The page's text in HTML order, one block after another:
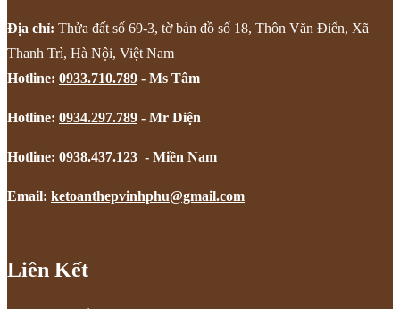
Địa chỉ: Thửa đất số 69-3, tờ bản đồ số 18, Thôn Văn Điển, Xã
Thanh Trì, Hà Nội, Việt Nam
Hotline: 0933.710.789 - Ms Tâm
Hotline: 0934.297.789 - Mr Diện
Hotline: 0938.437.123 - Miền Nam
Email: ketoanthepvinhphu@gmail.com
Liên Kết